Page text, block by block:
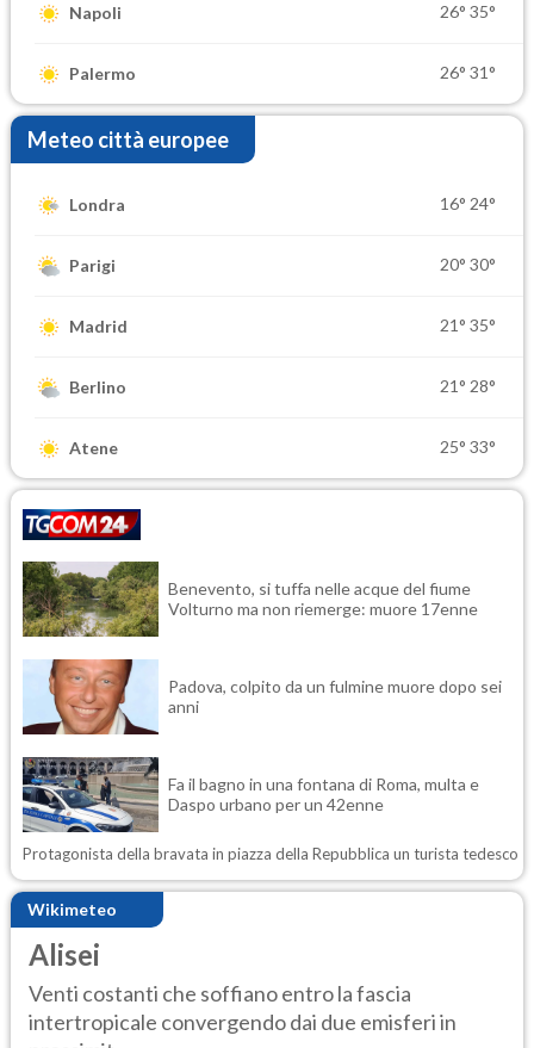
Napoli 26° 35°
Palermo 26° 31°
Meteo città europee
Londra 16° 24°
Parigi 20° 30°
Madrid 21° 35°
Berlino 21° 28°
Atene 25° 33°
Benevento, si tuffa nelle acque del fiume
Volturno ma non riemerge: muore 17enne
Padova, colpito da un fulmine muore dopo sei
anni
Fa il bagno in una fontana di Roma, multa e
Daspo urbano per un 42enne
Protagonista della bravata in piazza della Repubblica un turista tedesco
Wikimeteo
Alisei
Venti costanti che soffiano entro la fascia
intertropicale convergendo dai due emisferi in